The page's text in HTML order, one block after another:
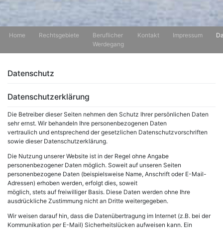
Home Rechtsgebiete
Beruflicher
Werdegang
Kontakt Impressum
Datenschutz
Datenschutzerklärung
Die Betreiber dieser Seiten nehmen den Schutz Ihrer persönlichen Daten
sehr ernst. Wir behandeln Ihre personenbezogenen Daten
vertraulich und entsprechend der gesetzlichen Datenschutzvorschriften
sowie dieser Datenschutzerklärung.
Die Nutzung unserer Website ist in der Regel ohne Angabe
personenbezogener Daten möglich. Soweit auf unseren Seiten
personenbezogene Daten (beispielsweise Name, Anschrift oder E-Mail-
Adressen) erhoben werden, erfolgt dies, soweit
möglich, stets auf freiwilliger Basis. Diese Daten werden ohne Ihre
ausdrückliche Zustimmung nicht an Dritte weitergegeben.
Wir weisen darauf hin, dass die Datenübertragung im Internet (z.B. bei der
Kommunikation per E-Mail) Sicherheitslücken aufweisen kann. Ein